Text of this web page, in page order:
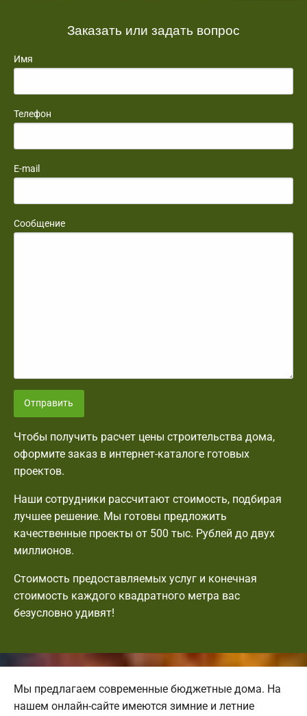
Заказать или задать вопрос
Имя
Телефон
E-mail
Сообщение
Отправить
Чтобы получить расчет цены строительства дома,
оформите заказ в интернет-каталоге готовых
проектов.
Наши сотрудники рассчитают стоимость, подбирая
лучшее решение. Мы готовы предложить
качественные проекты от 500 тыс. Рублей до двух
миллионов.
Стоимость предоставляемых услуг и конечная
стоимость каждого квадратного метра вас
безусловно удивят!
Мы предлагаем современные бюджетные дома. На
нашем онлайн-сайте имеются зимние и летние